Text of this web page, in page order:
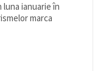
ianuarie în
marca